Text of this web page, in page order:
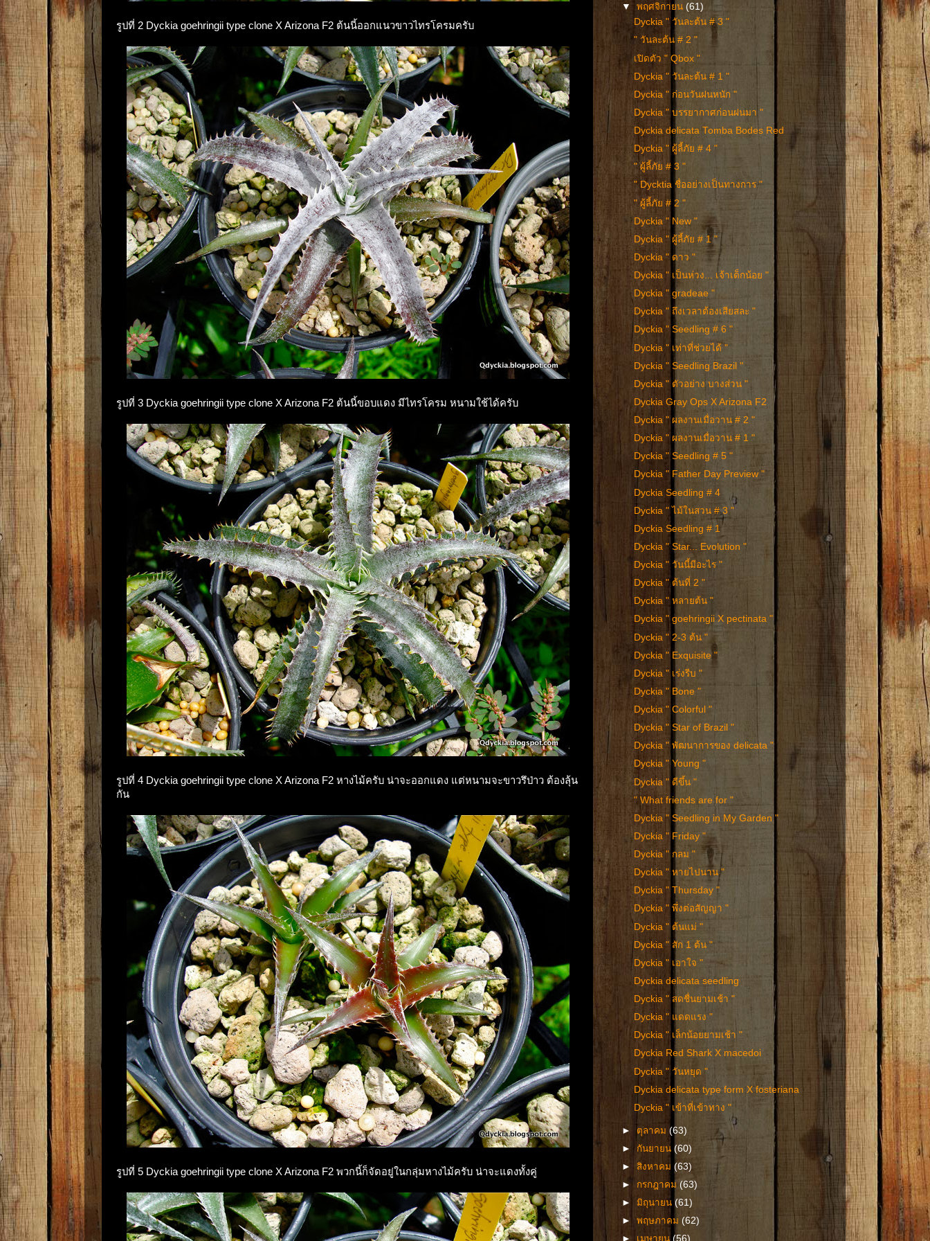
รูปที่ 2 Dyckia goehringii type clone X Arizona F2 ต้นนี้ออกแนวขาวไทรโครมครับ
รูปที่ 3 Dyckia goehringii type clone X Arizona F2 ต้นนี้ขอบแดง มีไทรโครม หนามใช้ได้ครับ
รูปที่ 4 Dyckia goehringii type clone X Arizona F2 หางไม้ครับ น่าจะออกแดง แต่หนามจะขาวรึป่าว ต้องลุ้น
กัน
รูปที่ 5 Dyckia goehringii type clone X Arizona F2 พวกนี้ก็จัดอยู่ในกลุ่มหางไม้ครับ น่าจะแดงทั้งคู่
▼พฤศจิกายน(61)
Dyckia " วันละต้น # 3 "
" วันละต้น # 2 "
เปิดตัว " Qbox "
Dyckia " วันละต้น # 1 "
Dyckia " ก่อนวันฝนหนัก "
Dyckia " บรรยากาศก่อนฝนมา "
Dyckia delicata Tomba Bodes Red
Dyckia " ผู้ลี้ภัย # 4 "
" ผู้ลี้ภัย # 3 "
" Dycktia ชื่ออย่างเป็นทางการ "
" ผู้ลี้ภัย # 2 "
Dyckia " New "
Dyckia " ผู้ลี้ภัย # 1 "
Dyckia " ดาว "
Dyckia " เป็นห่วง... เจ้าเด็กน้อย "
Dyckia " gradeae "
Dyckia " ถึงเวลาต้องเสียสละ "
Dyckia " Seedling # 6 "
Dyckia " เท่าที่ช่วยได้ "
Dyckia " Seedling Brazil "
Dyckia " ตัวอย่าง บางส่วน "
Dyckia Gray Ops X Arizona F2
Dyckia " ผลงานเมื่อวาน # 2 "
Dyckia " ผลงานเมื่อวาน # 1 "
Dyckia " Seedling # 5 "
Dyckia " Father Day Preview "
Dyckia Seedling # 4
Dyckia " ไม้ในสวน # 3 "
Dyckia Seedling # 1
Dyckia " Star... Evolution "
Dyckia " วันนี้มีอะไร "
Dyckia " ต้นที่ 2 "
Dyckia " หลายต้น "
Dyckia " goehringii X pectinata "
Dyckia " 2-3 ต้น "
Dyckia " Exquisite "
Dyckia " เร่งรีบ "
Dyckia " Bone "
Dyckia " Colorful "
Dyckia " Star of Brazil "
Dyckia " พัฒนาการของ delicata "
Dyckia " Young "
Dyckia " ดีขึ้น "
" What friends are for "
Dyckia " Seedling in My Garden "
Dyckia " Friday "
Dyckia " กลม "
Dyckia " หายไปนาน "
Dyckia " Thursday "
Dyckia " พึ่งต่อสัญญา "
Dyckia " ต้นแม่ "
Dyckia " สัก 1 ต้น "
Dyckia " เอาใจ "
Dyckia delicata seedling
Dyckia " สดชื่นยามเช้า "
Dyckia " แดดแรง "
Dyckia " เล็กน้อยยามเช้า "
Dyckia Red Shark X macedoi
Dyckia " วันหยุด "
Dyckia delicata type form X fosteriana
Dyckia " เข้าที่เข้าทาง "
► ตุลาคม(63)
► กันยายน(60)
►สิงหาคม(63)
► กรกฎาคม(63)
►มิถุนายน(61)
►พฤษภาคม(62)
► เมษายน(56)